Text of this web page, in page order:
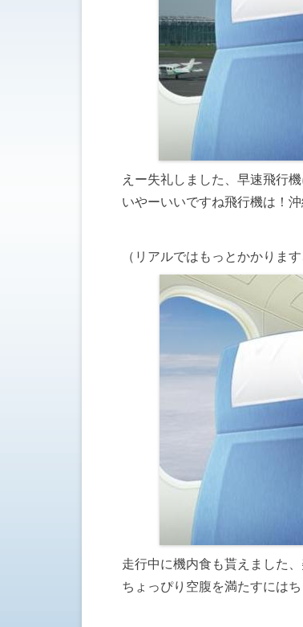
えー失礼しました、早速飛行
いやーいいですね飛行機は！
（リアルではもっとかかりま
走行中に機内食も貰えました
ちょっぴり空腹を満たすには